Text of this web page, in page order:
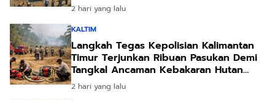
2 hari yang lalu
KALTIM
Langkah Tegas Kepolisian Kalimantan
Timur Terjunkan Ribuan Pasukan Demi
Tangkal Ancaman Kebakaran Hutan
Akibat Kemarau Ekstrem
2 hari yang lalu